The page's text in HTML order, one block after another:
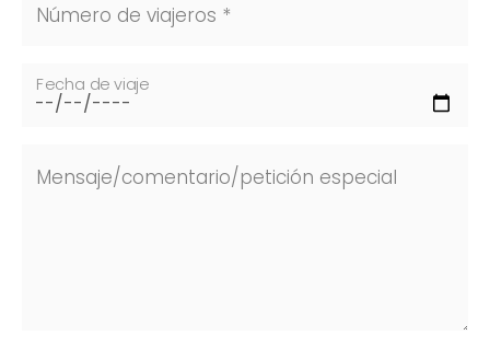
Número de viajeros *
Fecha de viaje
Mensaje/comentario/petición especial